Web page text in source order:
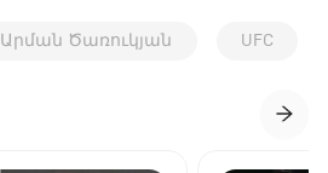
Արման Ծառուկյան UFC